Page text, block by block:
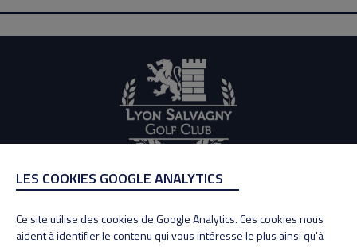
ADRESSE
69890 La Tour de Salvagny
Tél : 04 78 48 88 48
LES COOKIES GOOGLE ANALYTICS
Ce site utilise des cookies de Google Analytics. Ces cookies nous
aident à identifier le contenu qui vous intéresse le plus ainsi qu'à